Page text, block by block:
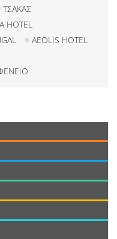
ΤΣΑΚΑΣ
HOTEL
AEOLIS HOTEL